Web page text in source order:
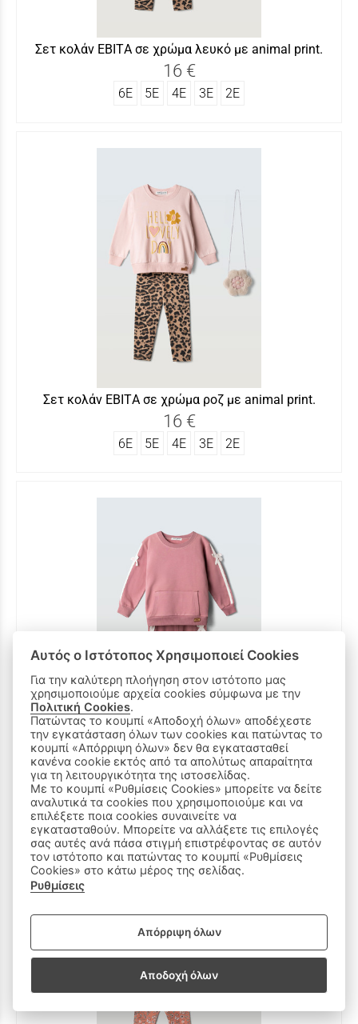
Σετ κολάν ΕΒITΑ σε χρώμα λευκό με animal print.
16 €
6Ε 5Ε 4Ε 3Ε 2Ε
Σετ κολάν ΕΒITΑ σε χρώμα ροζ με animal print.
16 €
6Ε 5Ε 4Ε 3Ε 2Ε
Σετ φόρμας ΕΒITΑ σε χρώμα ροζ σκούρο.
16 €
6Ε 5Ε 4Ε 3Ε 2Ε
Αυτός ο Ιστότοπος Χρησιμοποιεί Cookies
Για την καλύτερη πλοήγηση στον ιστότοπο μας
χρησιμοποιούμε αρχεία cookies σύμφωνα με την
Πολιτική Cookies.
Πατώντας το κουμπί «Αποδοχή όλων» αποδέχεστε
την εγκατάσταση όλων των cookies και πατώντας το
κουμπί «Απόρριψη όλων» δεν θα εγκατασταθεί
κανένα cookie εκτός από τα απολύτως απαραίτητα
για τη λειτουργικότητα της ιστοσελίδας.
Με το κουμπί «Ρυθμίσεις Cookies» μπορείτε να δείτε
αναλυτικά τα cookies που χρησιμοποιούμε και να
επιλέξετε ποια cookies συναινείτε να
εγκατασταθούν. Μπορείτε να αλλάξετε τις επιλογές
σας αυτές ανά πάσα στιγμή επιστρέφοντας σε αυτόν
τον ιστότοπο και πατώντας το κουμπί «Ρυθμίσεις
Cookies» στο κάτω μέρος της σελίδας.
Ρυθμίσεις
Απόρριψη όλων
Αποδοχή όλων